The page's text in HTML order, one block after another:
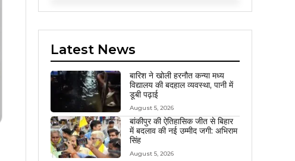
Latest News
बारिश ने खोली हरनौत कन्या मध्य
विद्यालय की बदहाल व्यवस्था, पानी में
डूबी पढ़ाई
August 5, 2026
बांकीपुर की ऐतिहासिक जीत से बिहार
में बदलाव की नई उम्मीद जगी: अभिराम
सिंह
August 5, 2026